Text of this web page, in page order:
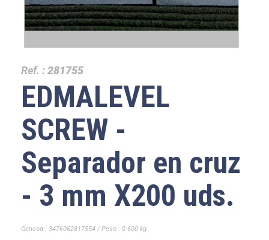
Ref. :281755
EDMALEVEL
SCREW -
Separador en cruz
- 3 mm X200 uds.
Gencod : 3476062817554 / Peso : 0.600 kg